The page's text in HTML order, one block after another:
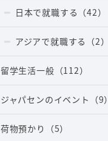
日本で就職する （42）
アジアで就職する （2）
留学生活一般 （112）
ジャパセンのイベント （9）
荷物預かり （5）